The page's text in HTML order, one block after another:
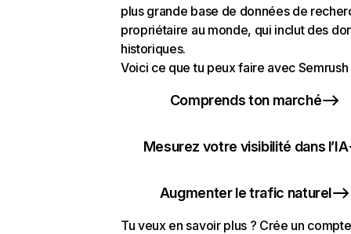
plus grande base de données de
propriétaire au monde, qui inclut des
historiques.
Voici ce que tu peux faire avec Semrush
Comprends ton marché
Mesurez votre visibilité dans l’IA
Augmenter le trafic naturel
Tu veux en savoir plus ? Crée un compte